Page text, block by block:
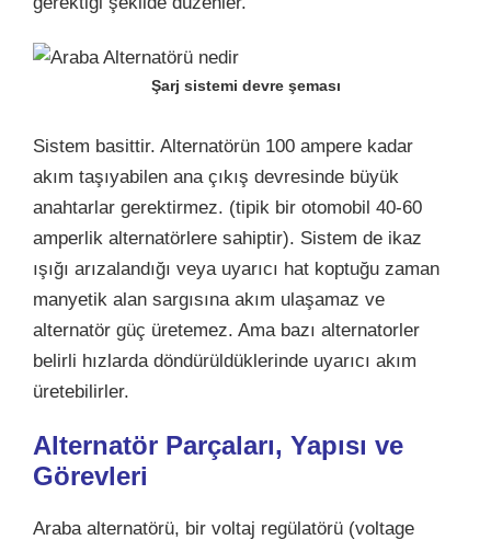
Şarj sistemi devre şeması
Sistem basittir. Alternatörün 100 ampere kadar
akım taşıyabilen ana çıkış devresinde büyük
anahtarlar gerektirmez. (tipik bir otomobil 40-60
amperlik alternatörlere sahiptir). Sistem de ikaz
ışığı arızalandığı veya uyarıcı hat koptuğu zaman
manyetik alan sargısına akım ulaşamaz ve
alternatör güç üretemez. Ama bazı alternatorler
belirli hızlarda döndürüldüklerinde uyarıcı akım
üretebilirler.
Alternatör Parçaları, Yapısı ve
Görevleri
Araba alternatörü, bir voltaj regülatörü (voltage